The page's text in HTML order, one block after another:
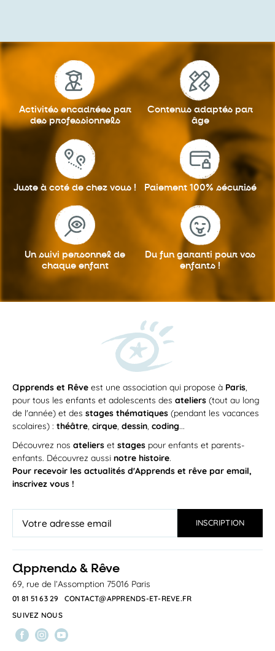
Activités encadrées par
des professionnels
Contenus adaptés par
âge
Juste à coté de chez vous ! Paiement 100% sécurisé
Un suivi personnel de
chaque enfant
Du fun garanti pour vos
enfants !
apprends et Rêve est une association qui propose à Paris,
pour tous les enfants et adolescents des ateliers (tout au long
de l'année) et des stages thématiques (pendant les vacances
scolaires) : théâtre, cirque, dessin, coding...
Découvrez nos ateliers et stages pour enfants et parents-
enfants. Découvrez aussi notre histoire.
Pour recevoir les actualités d'Apprends et rêve par email,
inscrivez vous !
apprends & Rêve
69, rue de l’Assomption 75016 Paris
01 81 51 63 29
CONTACT@APPRENDS-ET-REVE.FR
SUIVEZ NOUS